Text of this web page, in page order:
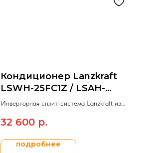
Кондиционер Lanzkraft
LSWH-25FC1Z / LSAH-
25FC1Z
Инверторная сплит-система Lanzkraft из
ION.
32 600 р.
подробнее